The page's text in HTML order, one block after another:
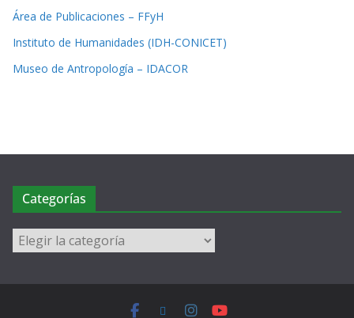
Área de Publicaciones – FFyH
Instituto de Humanidades (IDH-CONICET)
Museo de Antropología – IDACOR
Categorías